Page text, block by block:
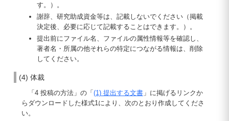
す。）。
謝辞、研究助成資金等は、記載しないでください（掲載
決定後、必要に応じて記載することはできます。）。
提出前にファイル名、ファイルの属性情報等を確認し、
著者名・所属の他それらの特定につながる情報は、削除
してください。
(4) 体裁
「4 投稿の方法」の「 (1) 提出する文書」に掲げるリンクか
らダウンロードした様式1により、次のとおり作成してくださ
い。